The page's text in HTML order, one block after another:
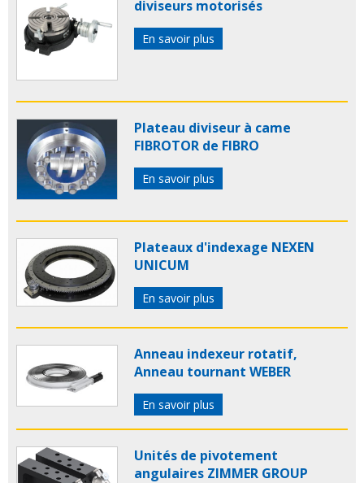
diviseurs motorisés
En savoir plus
Plateau diviseur à came
FIBROTOR de FIBRO
En savoir plus
Plateaux d'indexage NEXEN
UNICUM
En savoir plus
Anneau indexeur rotatif,
Anneau tournant WEBER
En savoir plus
Unités de pivotement
angulaires ZIMMER GROUP